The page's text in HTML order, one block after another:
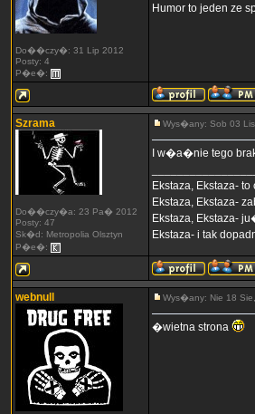
Do��czy�: 31 Lip 2012
Posty: 4
P�e�:
Humor to jeden ze
Szrama
Do��czy�a: 23 Pa� 2012
Posty: 47
Sk�d: Metropolia Olsztyn
P�e�:
Wys�any: Sob 03
I w�a�nie tego
Ekstaza, Ekstaza-
Ekstaza, Ekstaza-
Ekstaza, Ekstaza-
Ekstaza- i tak
webnull Wys�any: Nie 18
�wietna strona